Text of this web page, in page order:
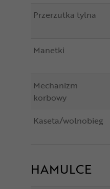
Przerzutka tylna
Manetki
Mechanizm
korbowy
Kaseta/wolnobieg
HAMULCE